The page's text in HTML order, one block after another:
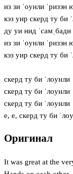
из зи ˈoунли ˈризэн
кэз уир скерд ту би
ду уи нид
из зи ˈoунли ˈризэн
кэз уир скерд ту би
скерд ту би ˈлoунли
скерд ту би ˈлoунли
скерд ту би ˈлoунли
е, е, скерд ту би
Оригинал
It was great at the